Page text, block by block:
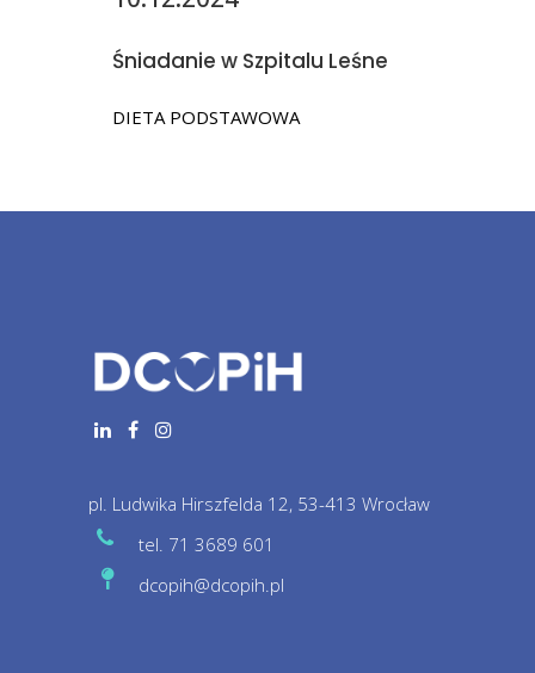
Śniadanie w Szpitalu Leśne
DIETA PODSTAWOWA
pl. Ludwika Hirszfelda 12, 53-413 Wrocław
tel. 71 3689 601
dcopih@dcopih.pl